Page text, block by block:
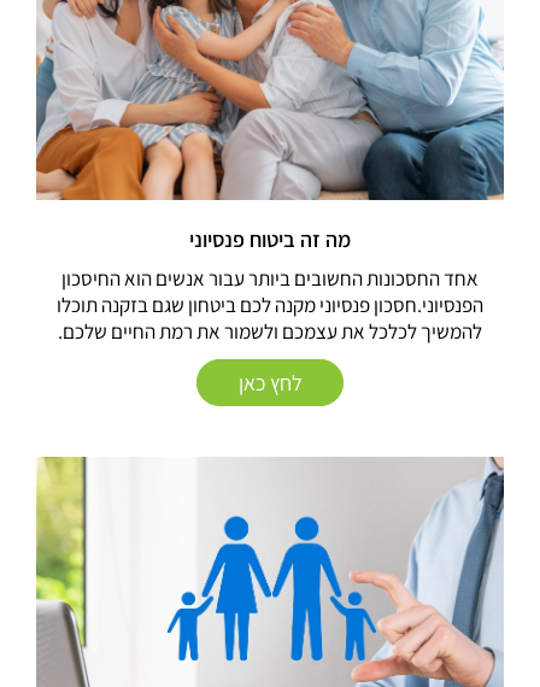
מה זה ביטוח פנסיוני
אחד החסכונות החשובים ביותר עבור אנשים הוא החיסכון
הפנסיוני.חסכון פנסיוני מקנה לכם ביטחון שגם בזקנה תוכלו
להמשיך לכלכל את עצמכם ולשמור את רמת החיים שלכם.
לחץ כאן